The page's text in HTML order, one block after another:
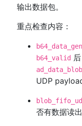
输出数据包。
重点检查内容：
b64_data_gen
b64_valid 后
UDP
否有数据读出